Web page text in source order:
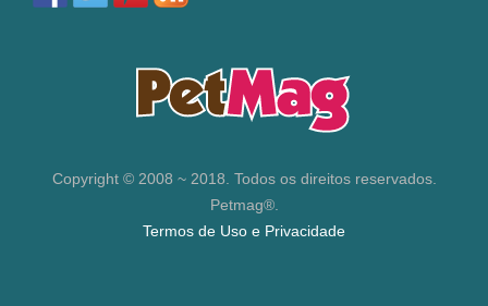
Copyright © 2008 ~ 2018. Todos os direitos reservados.
Petmag®.
Termos de Uso e Privacidade